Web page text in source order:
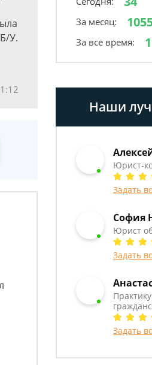
У.
За месяц:
За все время:
Наши
Юрист-
Задать
София
Юрист
Задать
Задать